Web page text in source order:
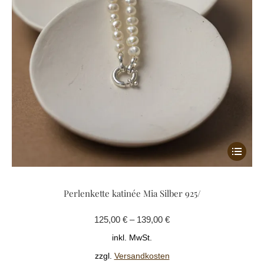
Dieses
Produkt
Perlenkette katinée Mia Silber 925/
125,00 € – 139,00 €
inkl. MwSt.
zzgl. Versandkosten